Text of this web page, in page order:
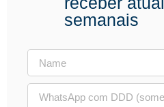
semanais